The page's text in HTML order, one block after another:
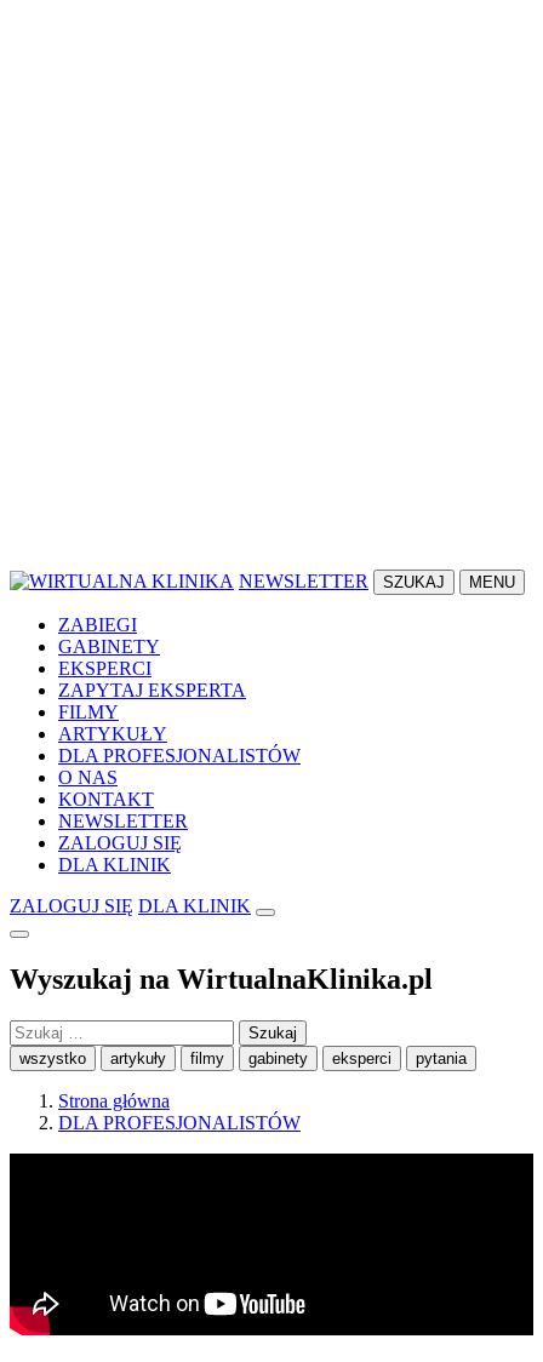
NEWSLETTER SZUKAJ MENU
ZABIEGI
GABINETY
EKSPERCI
ZAPYTAJ EKSPERTA
FILMY
ARTYKUŁY
DLA PROFESJONALISTÓW
O NAS
KONTAKT
NEWSLETTER
ZALOGUJ SIĘ
DLA KLINIK
ZALOGUJ SIĘ DLA KLINIK
Wyszukaj na WirtualnaKlinika.pl
Szukaj:
wszystko artykuły filmy gabinety eksperci pytania
Strona główna
DLA PROFESJONALISTÓW